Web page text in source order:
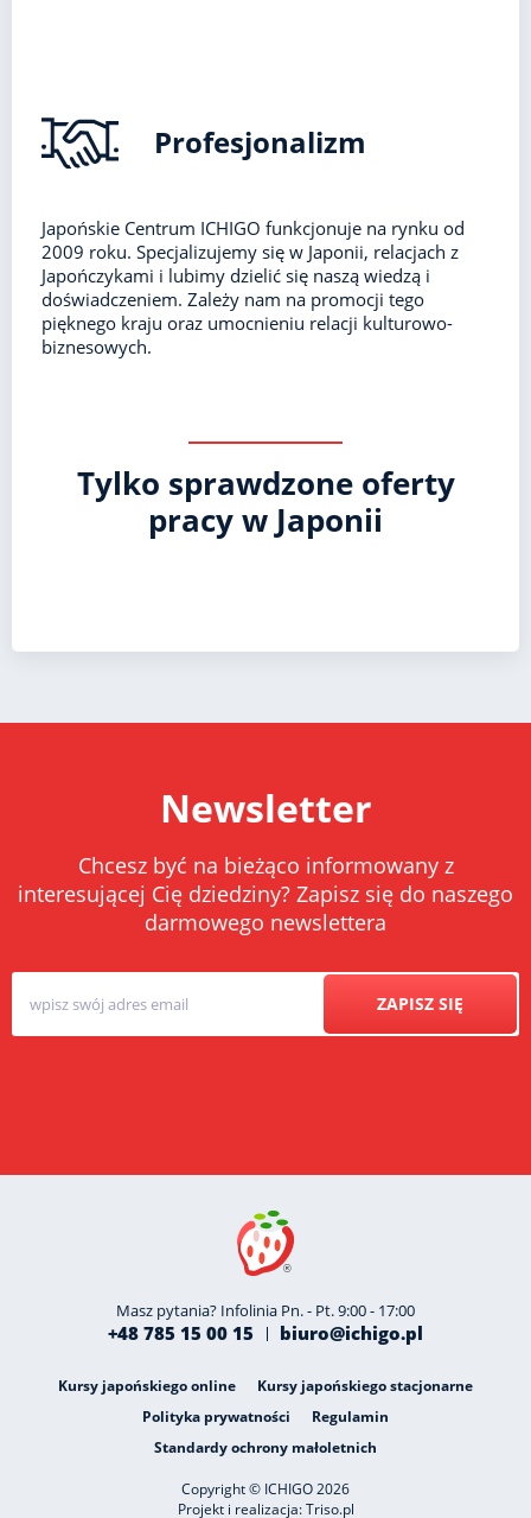
Profesjonalizm
Japońskie Centrum ICHIGO funkcjonuje na rynku od
2009 roku. Specjalizujemy się w Japonii, relacjach z
Japończykami i lubimy dzielić się naszą wiedzą i
doświadczeniem. Zależy nam na promocji tego
pięknego kraju oraz umocnieniu relacji kulturowo-
biznesowych.
Tylko sprawdzone oferty
pracy w Japonii
Newsletter
Chcesz być na bieżąco informowany z
interesującej Cię dziedziny? Zapisz się do naszego
darmowego newslettera
ZAPISZ SIĘ
Masz pytania? Infolinia Pn. - Pt. 9:00 - 17:00
+48 785 15 00 15 biuro@ichigo.pl
Kursy japońskiego online
Kursy japońskiego stacjonarne
Polityka prywatności
Regulamin
Standardy ochrony małoletnich
Copyright © ICHIGO 2026
Projekt i realizacja:Triso.pl